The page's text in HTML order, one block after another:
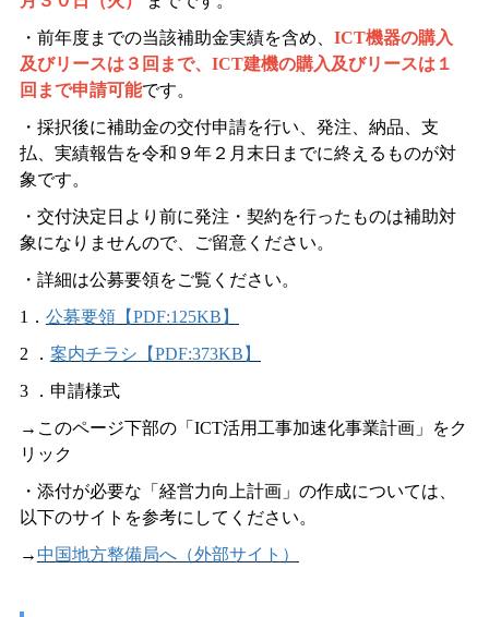
・前年度までの当該補助金実績を含め、 ICT機器の購入
及びリースは３回まで、ICT建機の購入及びリースは１
回まで申請可能です。
・採択後に補助金の交付申請を行い、発注、納品、支
払、実績報告を令和９年２月末日までに終えるものが対
象です。
・交付決定日より前に発注・契約を行ったものは補助対
象になりませんので、ご留意ください。
・詳細は公募要領をご覧ください。
1． 公募要領【PDF:125KB】
2
． 案内チラシ【PDF:373KB】
3
．申請様式
→このページ下部の「ICT活用工事加速化事業計画」をク
リック
・添付が必要な「経営力向上計画」の作成については、
以下のサイトを参考にしてください。
→ 中国地方整備局へ（外部サイト）